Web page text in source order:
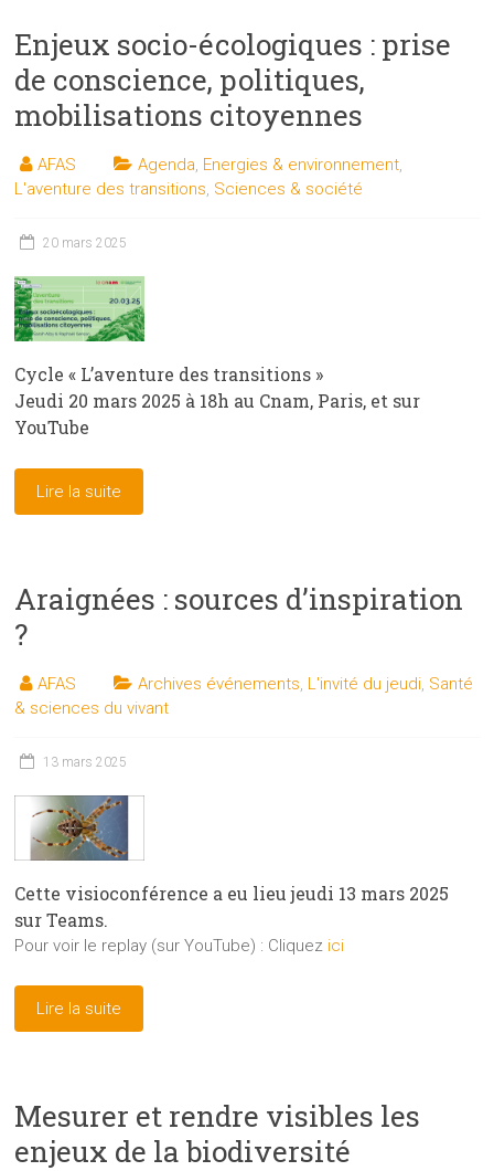
Enjeux socio-écologiques : prise
de conscience, politiques,
mobilisations citoyennes
AFAS Agenda, Energies & environnement,
L'aventure des transitions, Sciences & société
20 mars 2025
Cycle « L’aventure des transitions »
Jeudi 20 mars 2025 à 18h au Cnam, Paris, et sur
YouTube
Lire la suite
Araignées : sources d’inspiration
?
AFAS Archives événements, L'invité du jeudi, Santé
& sciences du vivant
13 mars 2025
Cette visioconférence a eu lieu jeudi 13 mars 2025
sur Teams.
Pour voir le replay (sur YouTube) : Cliquez ici
Lire la suite
Mesurer et rendre visibles les
enjeux de la biodiversité